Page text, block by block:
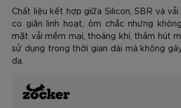
Chất liệu kết hợp giữa Silicon, SBR và
co giãn linh hoạt, ôm chắc nhưng
mặt vải mềm mại, thoáng khí, thấm hút
sử dụng trong thời gian dài mà không
da.